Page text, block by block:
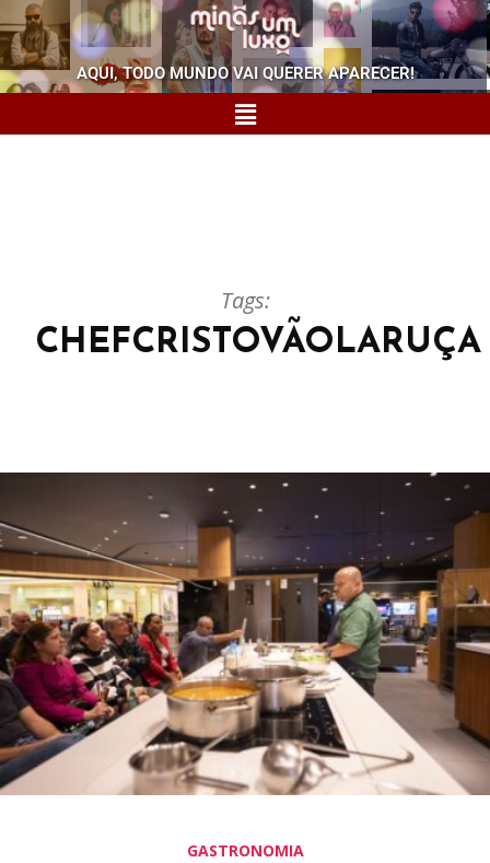
AQUI, TODO MUNDO VAI QUERER APARECER!
Tags:
CHEFCRISTOVÃOLARUÇA
GASTRONOMIA